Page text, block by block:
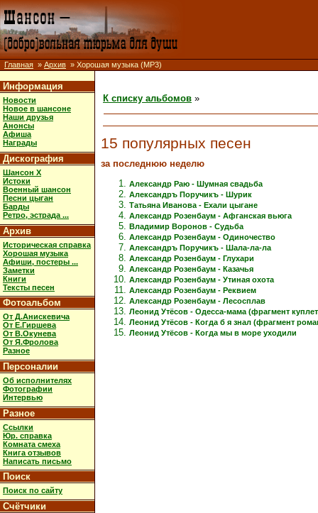
Главная » Архив » Хорошая музыка (MP3)
Информация
Новости
Новое в шансоне
Наши друзья
Анонсы
Афиша
Награды
Дискография
Шансон X
Истоки
Военный шансон
Песни цыган
Барды
Ретро, эстрада ...
Архив
Историческая справка
Хорошая музыка
Афиши, постеры ...
Заметки
Книги
Тексты песен
Фотоальбом
От Д.Анискевича
От Е.Гиршева
От В.Окунева
От Я.Фролова
Разное
Персоналии
Об исполнителях
Фотографии
Интервью
Разное
Ссылки
Юр. справка
Комната смеха
Книга отзывов
Написать письмо
Поиск
Поиск по сайту
Счётчики
К списку альбомов »
15 популярных песен
за последнюю неделю
Александр Раю - Шумная свадьба
Александръ Поручикъ - Шурик
Татьяна Иванова - Ехали цыгане
Александр Розенбаум - Афганская вьюга
Владимир Воронов - Судьба
Александр Розенбаум - Одиночество
Александръ Поручикъ - Шала-ла-ла
Александр Розенбаум - Глухари
Александр Розенбаум - Казачья
Александр Розенбаум - Утиная охота
Александр Розенбаум - Реквием
Александр Розенбаум - Лесосплав
Леонид Утёсов - Одесса-мама (фрагмент
Леонид Утёсов - Когда б я знал (фрагмент
Леонид Утёсов - Когда мы в море уходили